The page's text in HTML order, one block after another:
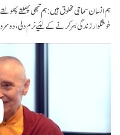
ہم انسان سماجی مخلوق ہیں: ہم تبھی پھلتے
خوشگوار زندگی بسر کرنے کے لئیے نرم دلی،